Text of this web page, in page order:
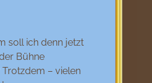
soll ich denn jetzt
Bühne
– vielen